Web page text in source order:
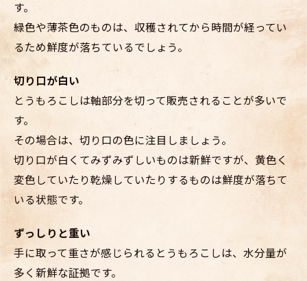
す。
緑色や薄茶色のものは、収穫されてから時間が経ってい
るため鮮度が落ちているでしょう。
切り口が白い
とうもろこしは軸部分を切って販売されることが多いで
す。
その場合は、切り口の色に注目しましょう。
切り口が白くてみずみずしいものは新鮮ですが、黄色く
変色していたり乾燥していたりするものは鮮度が落ちて
いる状態です。
ずっしりと重い
手に取って重さが感じられるとうもろこしは、水分量が
多く新鮮な証拠です。